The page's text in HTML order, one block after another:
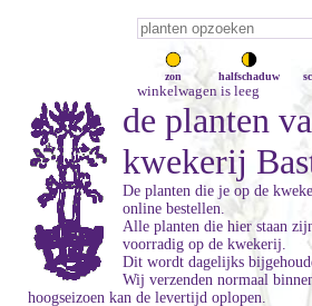
zon halfschaduw
winkelwagen is leeg
de planten
kwekerij
De planten die je op de
online bestellen.
Alle planten die hier staan
voorradig op de kwekerij.
Dit wordt dagelijks
Wij verzenden normaal
hoogseizoen kan de levertijd oplopen.